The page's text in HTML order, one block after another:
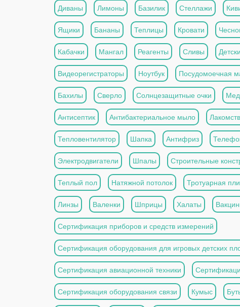
Диваны Лимоны Базилик Стеллажи
Ящики Бананы Теплицы Кровати
Кабачки Мангал Реагенты Сливы
Видеорегистраторы Ноутбук Посудомоечная
Бахилы Сверло Солнцезащитные очки
Антисептик Антибактериальное мыло
Тепловентилятор Шапка Антифриз
Электродвигатели Шпалы Строительные
Теплый пол Натяжной потолок Тротуарная
Линзы Валенки Шприцы Халаты
Сертификация приборов и средств измерений
Сертификация оборудования для игровых детских
Сертификация авиационной техники
Сертификация оборудования связи Кумыс